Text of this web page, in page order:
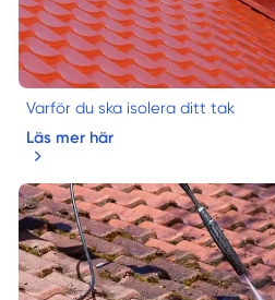
Varför du ska isolera ditt tak
Läs mer här